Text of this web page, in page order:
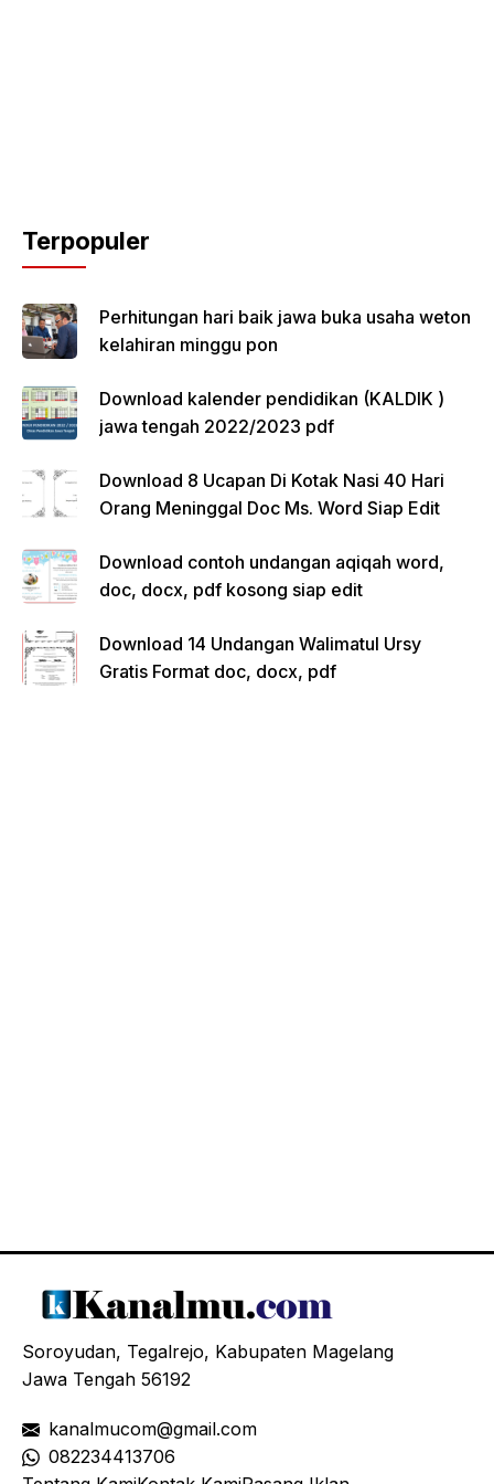
Terpopuler
Perhitungan hari baik jawa buka usaha weton
kelahiran minggu pon
Download kalender pendidikan (KALDIK )
jawa tengah 2022/2023 pdf
Download 8 Ucapan Di Kotak Nasi 40 Hari
Orang Meninggal Doc Ms. Word Siap Edit
Download contoh undangan aqiqah word,
doc, docx, pdf kosong siap edit
Download 14 Undangan Walimatul Ursy
Gratis Format doc, docx, pdf
Soroyudan, Tegalrejo, Kabupaten Magelang
Jawa Tengah 56192
kanalmucom@gmail.com
082234413706